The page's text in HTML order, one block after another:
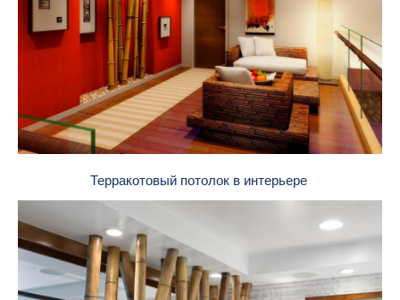
Терракотовый потолок в интерьере